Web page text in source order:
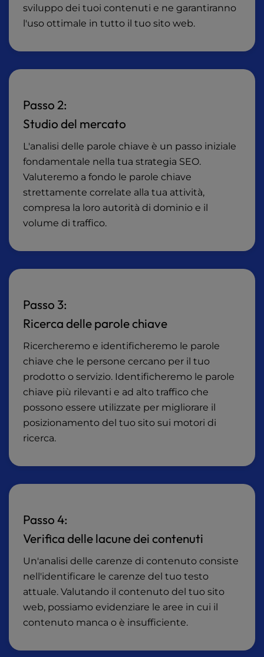
sviluppo dei tuoi contenuti e ne garantiranno
l'uso ottimale in tutto il tuo sito web.
Passo 2:
Studio del mercato
L'analisi delle parole chiave è un passo iniziale
fondamentale nella tua strategia SEO.
Valuteremo a fondo le parole chiave
strettamente correlate alla tua attività,
compresa la loro autorità di dominio e il
volume di traffico.
Passo 3:
Ricerca delle parole chiave
Ricercheremo e identificheremo le parole
chiave che le persone cercano per il tuo
prodotto o servizio. Identificheremo le parole
chiave più rilevanti e ad alto traffico che
possono essere utilizzate per migliorare il
posizionamento del tuo sito sui motori di
ricerca.
Passo 4:
Verifica delle lacune dei contenuti
Un'analisi delle carenze di contenuto consiste
nell'identificare le carenze del tuo testo
attuale. Valutando il contenuto del tuo sito
web, possiamo evidenziare le aree in cui il
contenuto manca o è insufficiente.